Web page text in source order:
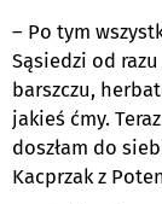
– Po tym
Sąsiedzi od
barszczu,
jakieś ćmy.
doszłam do
Kacprzak z